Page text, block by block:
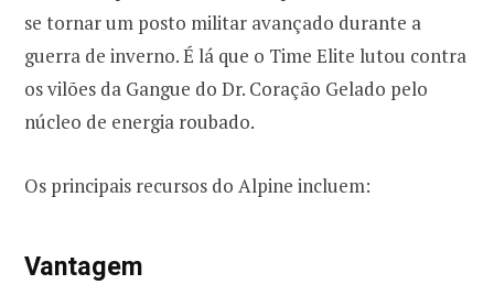
se tornar um posto militar avançado durante a
guerra de inverno. É lá que o Time Elite lutou contra
os vilões da Gangue do Dr. Coração Gelado pelo
núcleo de energia roubado.
Os principais recursos do Alpine incluem:
Vantagem